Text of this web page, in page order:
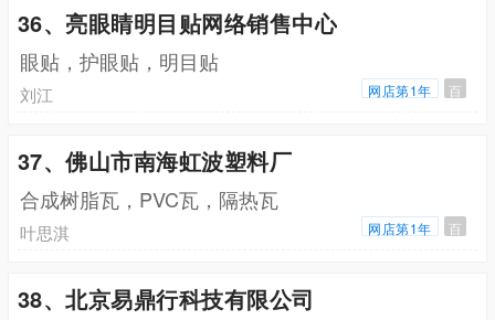
36、亮眼睛明目贴网络销售中心
眼贴，护眼贴，明目贴
刘江 网店第1年 百
37、佛山市南海虹波塑料厂
合成树脂瓦，PVC瓦，隔热瓦
叶思淇 网店第1年 百
38、北京易鼎行科技有限公司